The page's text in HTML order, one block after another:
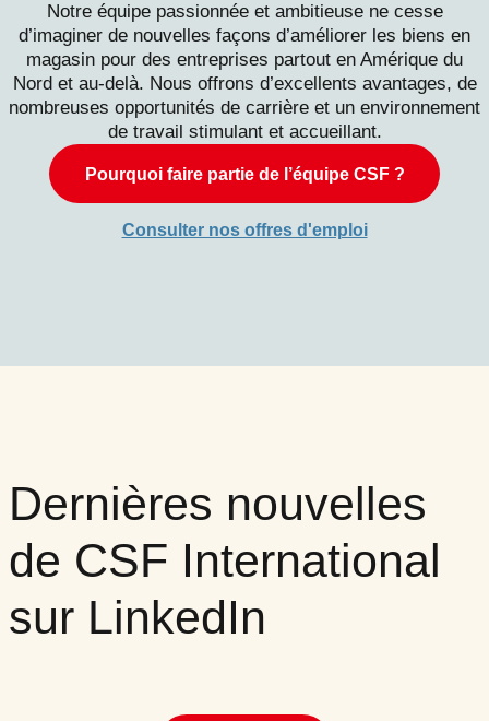
Notre équipe passionnée et ambitieuse ne cesse
d’imaginer de nouvelles façons d’améliorer les biens en
magasin pour des entreprises partout en Amérique du
Nord et au-delà. Nous offrons d’excellents avantages, de
nombreuses opportunités de carrière et un environnement
de travail stimulant et accueillant.
Pourquoi faire partie de l’équipe CSF ?
Consulter nos offres d'emploi
Dernières nouvelles
de CSF International
sur LinkedIn